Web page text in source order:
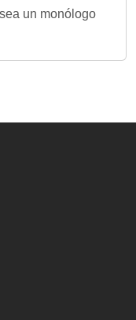
un monólogo